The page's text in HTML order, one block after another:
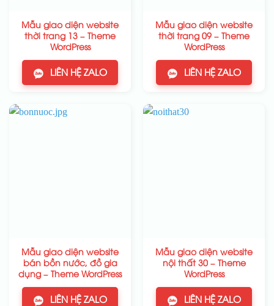
Mẫu giao diện website
thời trang 13 – Theme
WordPress
LIÊN HỆ ZALO
Mẫu giao diện website
thời trang 09 – Theme
WordPress
LIÊN HỆ ZALO
Mẫu giao diện website
bán bồn nước, đồ gia
dụng – Theme WordPress
LIÊN HỆ ZALO
Mẫu giao diện website
nội thất 30 – Theme
WordPress
LIÊN HỆ ZALO